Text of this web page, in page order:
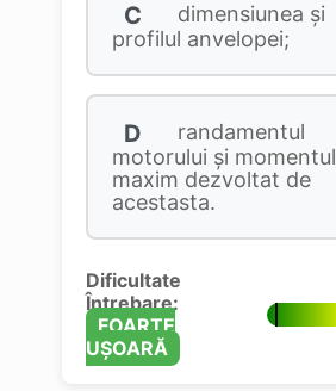
C
dimensiunea şi
profilul anvelopei;
D
randamentul
motorului și momentul
maxim dezvoltat de
acestasta.
Dificultate
Întrebare:
FOARTE
UȘOARĂ